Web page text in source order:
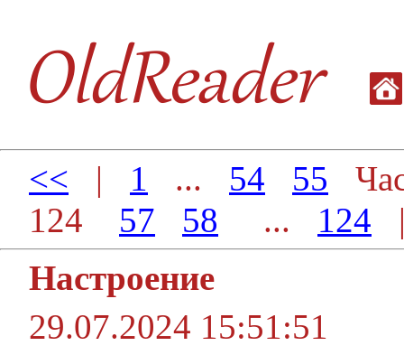
<< | 1 ... 54 55
124 57 58 ... 124
Настроение
29.07.2024 15:51:51